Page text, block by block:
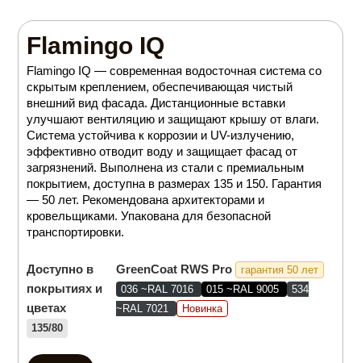
Flamingo IQ
Flamingo IQ — современная водосточная система со
скрытым креплением, обеспечивающая чистый
внешний вид фасада. Дистанционные вставки
улучшают вентиляцию и защищают крышу от влаги.
Система устойчива к коррозии и UV-излучению,
эффективно отводит воду и защищает фасад от
загрязнений. Выполнена из стали с премиальным
покрытием, доступна в размерах 135 и 150. Гарантия
— 50 лет. Рекомендована архитекторами и
кровельщиками. Упакована для безопасной
транспортировки.
Доступно в
покрытиях и
цветах
135/80
GreenCoat RWS Pro
гарантия 50 лет
036 ~RAL 7016
015 ~RAL 9005
534
~RAL 7021
Новинка